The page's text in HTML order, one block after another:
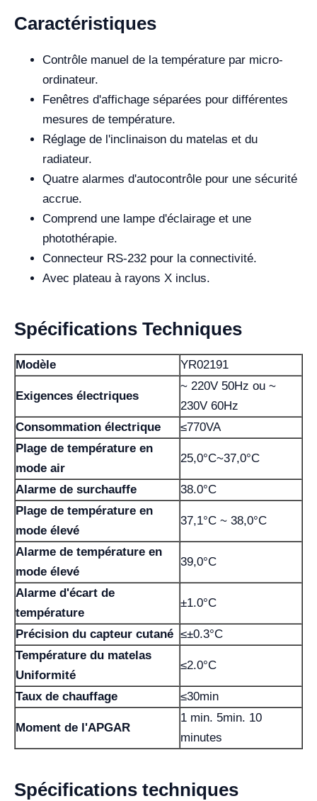
Caractéristiques
Contrôle manuel de la température par micro-
ordinateur.
Fenêtres d'affichage séparées pour différentes
mesures de température.
Réglage de l'inclinaison du matelas et du
radiateur.
Quatre alarmes d'autocontrôle pour une sécurité
accrue.
Comprend une lampe d'éclairage et une
photothérapie.
Connecteur RS-232 pour la connectivité.
Avec plateau à rayons X inclus.
Spécifications Techniques
Modèle YR02191
Exigences électriques
~ 220V 50Hz ou ~
230V 60Hz
Consommation électrique
≤770VA
Plage de température en
mode air
25,0°C~37,0°C
Alarme de surchauffe
38.0°C
Plage de température en
mode élevé
37,1°C ~ 38,0°C
Alarme de température en
mode élevé
39,0°C
Alarme d'écart de
température
±1.0°C
Précision du capteur cutané ≤±0.3°C
Température du matelas
Uniformité
≤2.0°C
Taux de chauffage ≤30min
Moment de l'APGAR
1 min. 5min. 10
minutes
Spécifications techniques